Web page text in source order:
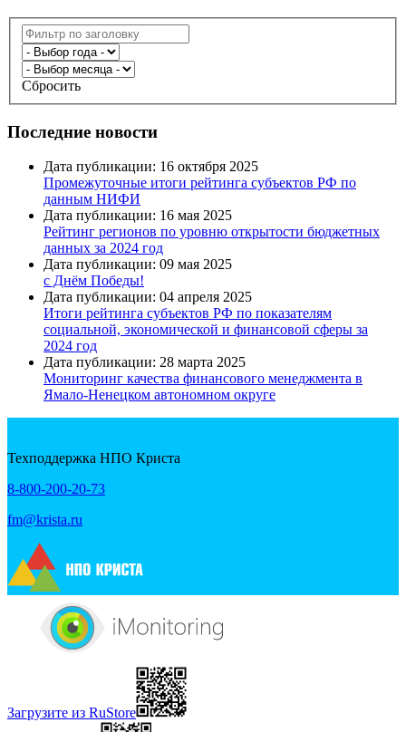
Сбросить
Последние новости
Дата публикации: 16 октября 2025
Промежуточные итоги рейтинга субъектов РФ по
данным НИФИ
Дата публикации: 16 мая 2025
Рейтинг регионов по уровню открытости бюджетных
данных за 2024 год
Дата публикации: 09 мая 2025
с Днём Победы!
Дата публикации: 04 апреля 2025
Итоги рейтинга субъектов РФ по показателям
социальной, экономической и финансовой сферы за
2024 год
Дата публикации: 28 марта 2025
Мониторинг качества финансового менеджмента в
Ямало-Ненецком автономном округе
Техподдержка НПО Криста
8-800-200-20-73
fm@krista.ru
Загрузите из RuStore